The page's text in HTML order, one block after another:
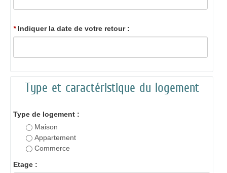
*Indiquer la date de votre retour :
Type et caractéristique du logement
Type de logement :
Maison
Appartement
Commerce
Etage :